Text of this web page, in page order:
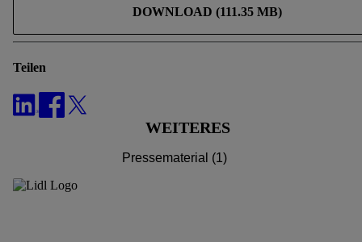
DOWNLOAD (111.35 MB)
Teilen
WEITERES
Pressematerial (1)